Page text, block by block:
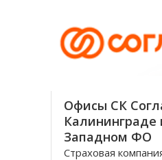
страховую группу
Офисы СК
Калининграде
Западном ФО
Страховая